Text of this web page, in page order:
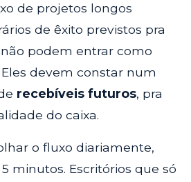
de projetos longos
de êxito previstos pra
podem entrar como
devem constar num
recebíveis futuros, pra
do caixa.
o fluxo diariamente,
minutos. Escritórios que só